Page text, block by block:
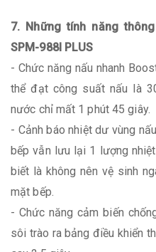
7. Những tính năng
SPM-988I PLUS
- Chức năng nấu nhanh
thể đạt công suất nấu là
nước chỉ mất 1 phút 45 giây.
- Cảnh báo nhiệt dư vùng
bếp vẫn lưu lại 1 lượng
biết là không nên vệ sinh
mặt bếp.
- Chức năng cảm biến
sôi trào ra bảng điều khiển